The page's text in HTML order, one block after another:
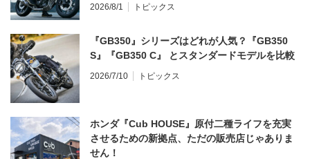
2026/8/1 トピックス
『GB350』シリーズはどれが人気？『GB350
S』『GB350 C』 とスタンダードモデルを比較
2026/7/10 トピックス
ホンダ『Cub HOUSE』原付二種ライフを充実
させるための新拠点、ただの販売店じゃありま
せん！